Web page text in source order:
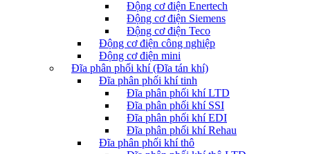
Động cơ điện Enertech
Động cơ điện Siemens
Động cơ điện Teco
Động cơ điện công nghiệp
Động cơ điện mini
Đĩa phân phối khí (Đĩa tán khí)
Đĩa phân phối khí tinh
Đĩa phân phối khí LTD
Đĩa phân phối khí SSI
Đĩa phân phối khí EDI
Đĩa phân phối khí Rehau
Đĩa phân phối khí thô